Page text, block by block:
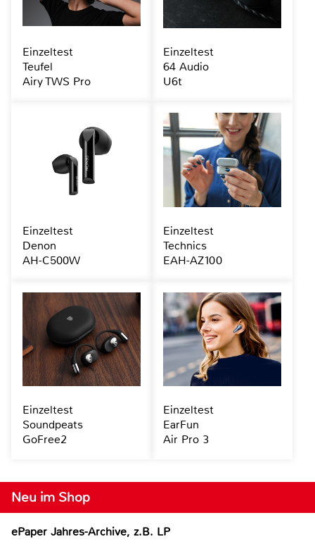
Neu im Shop
ePaper Jahres-Archive, z.B. LP
Einzeltest
Teufel
Airy TWS Pro
Einzeltest
64 Audio
U6t
Einzeltest
Denon
AH-C500W
Einzeltest
Technics
EAH-AZ100
Einzeltest
Soundpeats
GoFree2
Einzeltest
EarFun
Air Pro 3